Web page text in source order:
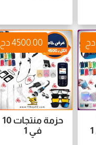
حزمة منتجات 10
في 1
4500.00 دج